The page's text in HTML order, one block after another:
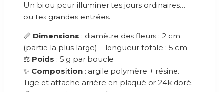
Un bijou pour illuminer tes jours ordinaires…
ou tes grandes entrées.
📏 Dimensions : diamètre des fleurs : 2 cm
(partie la plus large) – longueur totale : 5 cm
⚖️ Poids : 5 g par boucle
✨ Composition : argile polymère + résine.
Tige et attache arrière en plaqué or 24k doré.